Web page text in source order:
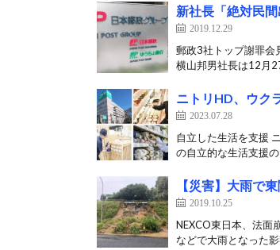
新社長「絶対民
2019.12.29
郵政3社トップ謝罪会
横山邦男社長は12月
ニトリHD、ウク
2023.07.28
自立した生活を支援
の自立的な生活支援
【災害】大雨で
2019.10.25
NEXCO東日本、法面
などで大雨となった